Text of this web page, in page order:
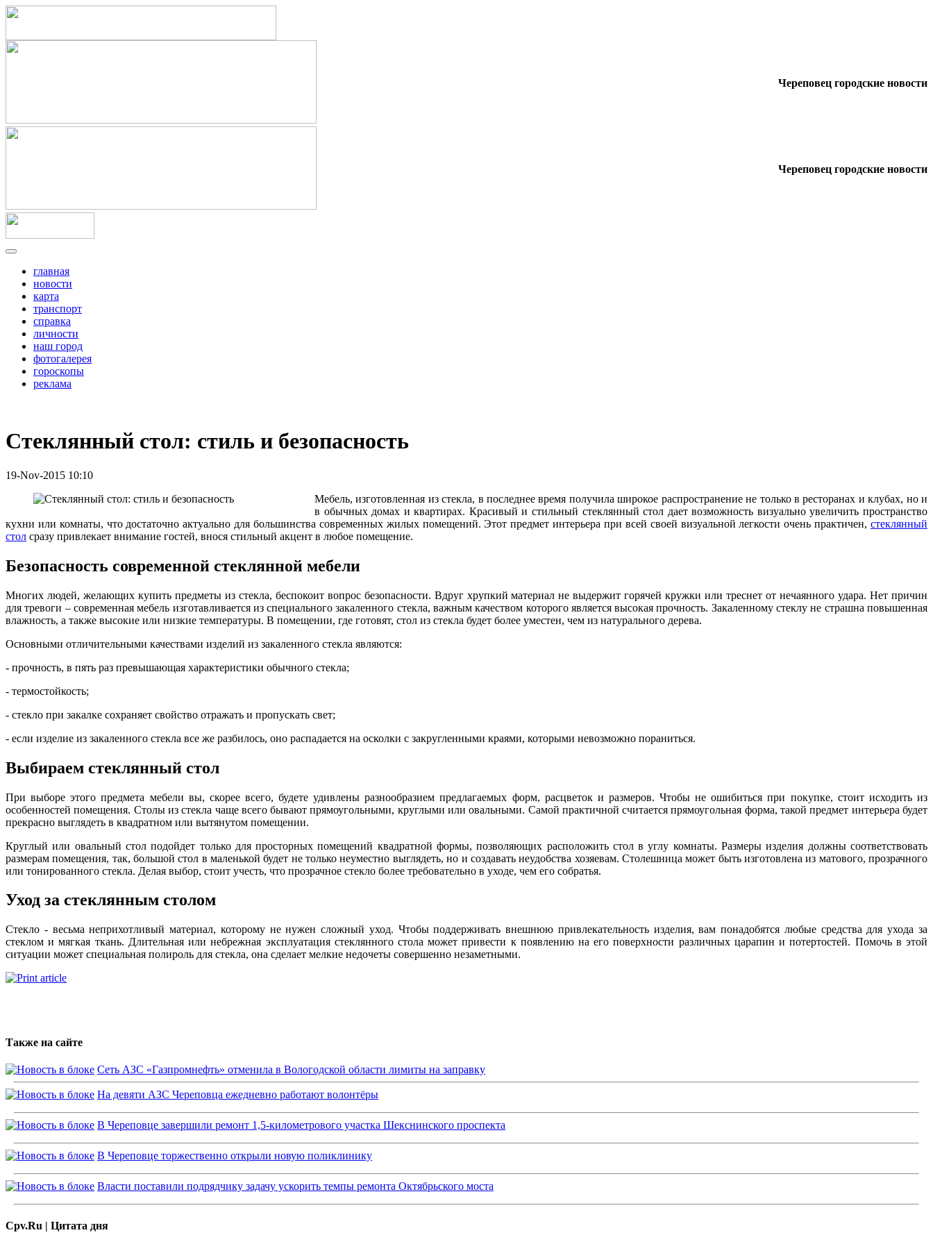
Череповец городские новости
Череповец городские новости
главная
новости
карта
транспорт
справка
личности
наш город
фотогалерея
гороскопы
реклама
Стеклянный стол: стиль и безопасность
19-Nov-2015 10:10
Мебель, изготовленная из стекла, в последнее время получила широкое распространение не только в ресторанах и клубах, но и
в обычных домах и квартирах. Красивый и стильный стеклянный стол дает возможность визуально увеличить пространство
кухни или комнаты, что достаточно актуально для большинства современных жилых помещений. Этот предмет интерьера при всей своей визуальной легкости очень практичен, стеклянный
стол сразу привлекает внимание гостей, внося стильный акцент в любое помещение.
Безопасность современной стеклянной мебели
Многих людей, желающих купить предметы из стекла, беспокоит вопрос безопасности. Вдруг хрупкий материал не выдержит горячей кружки или треснет от нечаянного удара. Нет причин
для тревоги – современная мебель изготавливается из специального закаленного стекла, важным качеством которого является высокая прочность. Закаленному стеклу не страшна повышенная
влажность, а также высокие или низкие температуры. В помещении, где готовят, стол из стекла будет более уместен, чем из натурального дерева.
Основными отличительными качествами изделий из закаленного стекла являются:
- прочность, в пять раз превышающая характеристики обычного стекла;
- термостойкость;
- стекло при закалке сохраняет свойство отражать и пропускать свет;
- если изделие из закаленного стекла все же разбилось, оно распадается на осколки с закругленными краями, которыми невозможно пораниться.
Выбираем стеклянный стол
При выборе этого предмета мебели вы, скорее всего, будете удивлены разнообразием предлагаемых форм, расцветок и размеров. Чтобы не ошибиться при покупке, стоит исходить из
особенностей помещения. Столы из стекла чаще всего бывают прямоугольными, круглыми или овальными. Самой практичной считается прямоугольная форма, такой предмет интерьера будет
прекрасно выглядеть в квадратном или вытянутом помещении.
Круглый или овальный стол подойдет только для просторных помещений квадратной формы, позволяющих расположить стол в углу комнаты. Размеры изделия должны соответствовать
размерам помещения, так, большой стол в маленькой будет не только неуместно выглядеть, но и создавать неудобства хозяевам. Столешница может быть изготовлена из матового, прозрачного
или тонированного стекла. Делая выбор, стоит учесть, что прозрачное стекло более требовательно в уходе, чем его собратья.
Уход за стеклянным столом
Стекло - весьма неприхотливый материал, которому не нужен сложный уход. Чтобы поддерживать внешнюю привлекательность изделия, вам понадобятся любые средства для ухода за
стеклом и мягкая ткань. Длительная или небрежная эксплуатация стеклянного стола может привести к появлению на его поверхности различных царапин и потертостей. Помочь в этой
ситуации может специальная полироль для стекла, она сделает мелкие недочеты совершенно незаметными.
Также на сайте
Сеть АЗС «Газпромнефть» отменила в Вологодской области лимиты на заправку
На девяти АЗС Череповца ежедневно работают волонтёры
В Череповце завершили ремонт 1,5-километрового участка Шекснинского проспекта
В Череповце торжественно открыли новую поликлинику
Власти поставили подрядчику задачу ускорить темпы ремонта Октябрьского моста
Cpv.Ru | Цитата дня